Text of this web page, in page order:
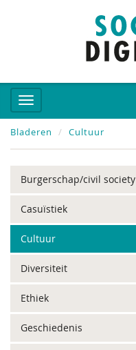
Bladeren Cultuur
Burgerschap/civil society
Casuïstiek
Cultuur
Diversiteit
Ethiek
Geschiedenis